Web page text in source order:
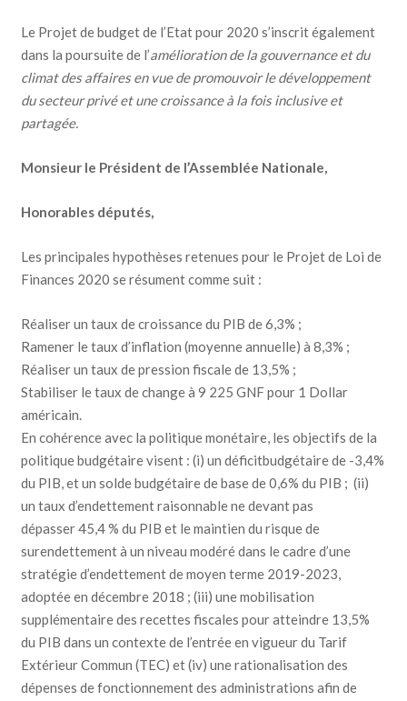
Le Projet de budget de l’Etat pour 2020 s’inscrit également
dans la poursuite de l’amélioration de la gouvernance et du
climat des affaires en vue de promouvoir le développement
du secteur privé et une croissance à la fois inclusive et
partagée.
Monsieur le Président de l’Assemblée Nationale,
Honorables députés,
Les principales hypothèses retenues pour le Projet de Loi de
Finances 2020 se résument comme suit :
Réaliser un taux de croissance du PIB de 6,3% ;
Ramener le taux d’inflation (moyenne annuelle) à 8,3% ;
Réaliser un taux de pression fiscale de 13,5% ;
Stabiliser le taux de change à 9 225 GNF pour 1 Dollar
américain.
En cohérence avec la politique monétaire, les objectifs de la
politique budgétaire visent : (i) un déficitbudgétaire de -3,4%
du PIB, et un solde budgétaire de base de 0,6% du PIB ; (ii)
un taux d’endettement raisonnable ne devant pas
dépasser 45,4 % du PIB et le maintien du risque de
surendettement à un niveau modéré dans le cadre d’une
stratégie d’endettement de moyen terme 2019-2023,
adoptée en décembre 2018 ; (iii) une mobilisation
supplémentaire des recettes fiscales pour atteindre 13,5%
du PIB dans un contexte de l’entrée en vigueur du Tarif
Extérieur Commun (TEC) et (iv) une rationalisation des
dépenses de fonctionnement des administrations afin de